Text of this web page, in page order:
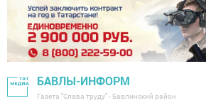
БАВЛЫ-ИНФОРМ
Газета "Слава труду" - Бавлинский район